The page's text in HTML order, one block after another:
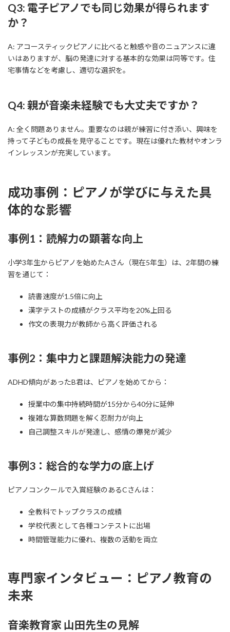
Q3: 電子ピアノでも同じ効果が得られます
か？
A: アコースティックピアノに比べると触感や音のニュアンスに違
いはありますが、脳の発達に対する基本的な効果は同等です。住
宅事情などを考慮し、適切な選択を。
Q4: 親が音楽未経験でも大丈夫ですか？
A: 全く問題ありません。重要なのは親が練習に付き添い、興味を
持って子どもの成長を見守ることです。現在は優れた教材やオンラ
インレッスンが充実しています。
成功事例：ピアノが学びに与えた具
体的な影響
事例1：読解力の顕著な向上
小学3年生からピアノを始めたAさん（現在5年生）は、2年間の練
習を通じて：
読書速度が1.5倍に向上
漢字テストの成績がクラス平均を20%上回る
作文の表現力が教師から高く評価される
事例2：集中力と課題解決能力の発達
ADHD傾向があったB君は、ピアノを始めてから：
授業中の集中持続時間が15分から40分に延伸
複雑な算数問題を解く忍耐力が向上
自己調整スキルが発達し、感情の爆発が減少
事例3：総合的な学力の底上げ
ピアノコンクールで入賞経験のあるCさんは：
全教科でトップクラスの成績
学校代表として各種コンテストに出場
時間管理能力に優れ、複数の活動を両立
専門家インタビュー：ピアノ教育の
未来
音楽教育家 山田先生の見解